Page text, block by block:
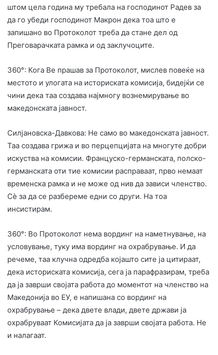
штом цела година му требала на господинот Радев за
да го убеди господинот Макрон дека тоа што е
запишано во Протоколот треба да стане дел од
Преговарачката рамка и од заклучоците.
360°: Кога Ве прашав за Протоколот, мислев повеќе на
местото и улогата на историската комисија, бидејќи се
чини дека таа создава најмногу вознемирување во
македонската јавност.
Силјановска-Давкова: Не само во македонската јавност.
Таа создава грижа и во перцепцијата на многуте добри
искуства на комисии. Француско-германската, полско-
германската оти тие комисии расправаат, прво немаат
временска рамка и не може од нив да зависи членство.
Сè за да се разбереме едни со други. На тоа
инсистирам.
360°: Во Протоколот нема вординг на наметнување, на
условување, туку има вординг на охрабрување. И да
речеме, таа клучна одредба којашто сите ја цитираат,
дека историската комисија, сега ја парафразирам, треба
да ја заврши својата работа до моментот на членство на
Македонија во ЕУ, е напишана со вординг на
охрабрување – дека двете влади, двете држави ја
охрабруваат Комисијата да ја заврши својата работа. Не
и налагаат.